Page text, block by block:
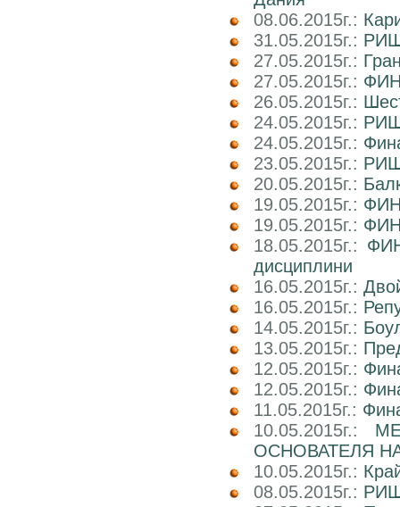
08.06.2015г.:
31.05.2015г.:
27.05.2015г.:
27.05.2015г.:
26.05.2015г.:
24.05.2015г.: РИШ
24.05.2015г.:
23.05.2015г.: РИШ
20.05.2015г.:
19.05.2015г.:
19.05.2015г.:
18.05.2015г.:
дисциплини
16.05.2015г.:
16.05.2015г.:
14.05.2015г.:
13.05.2015г.:
12.05.2015г.:
12.05.2015г.:
11.05.2015г.:
10.05.2015г.:
ОСНОВАТЕЛЯ
10.05.2015г.:
08.05.2015г.: